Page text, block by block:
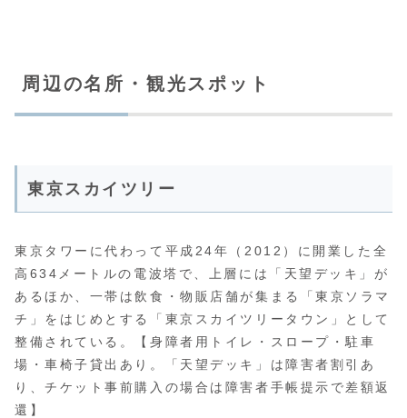
周辺の名所・観光スポット
東京スカイツリー
東京タワーに代わって平成24年（2012）に開業した全
高634メートルの電波塔で、上層には「天望デッキ」が
あるほか、一帯は飲食・物販店舗が集まる「東京ソラマ
チ」をはじめとする「東京スカイツリータウン」として
整備されている。【身障者用トイレ・スロープ・駐車
場・車椅子貸出あり。「天望デッキ」は障害者割引あ
り、チケット事前購入の場合は障害者手帳提示で差額返
還】